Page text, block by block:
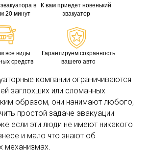
в
20 минут
Гарантируем сохранность
вашего авто
К вам приедет новенький
эвакуатор
все виды
средств
компании ограничиваются
заглохших или сломанных
образом, они нанимают любого,
простой задаче эвакуации
если эти люди не имеют никакого
и мало что знают об
механизмах.